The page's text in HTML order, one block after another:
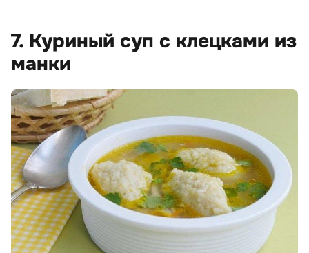
7. Куриный суп с клецками из
манки